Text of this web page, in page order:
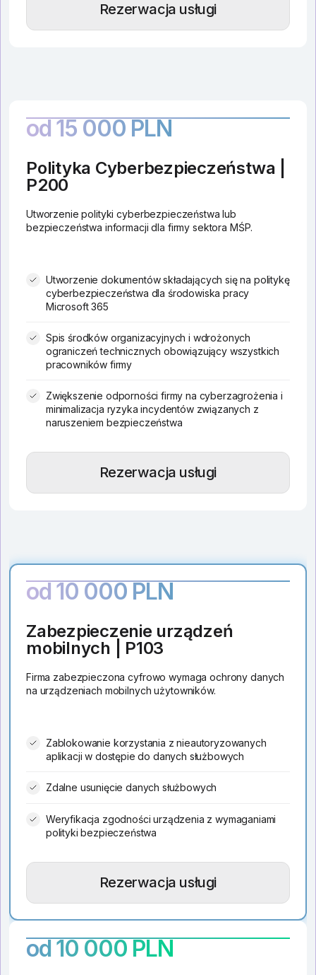
Rezerwacja usługi
od 15 000 PLN
Polityka Cyberbezpieczeństwa |
P200
Utworzenie polityki cyberbezpieczeństwa lub
bezpieczeństwa informacji dla firmy sektora MŚP.
Utworzenie dokumentów składających się na politykę
cyberbezpieczeństwa dla środowiska pracy
Microsoft 365
Spis środków organizacyjnych i wdrożonych
ograniczeń technicznych obowiązujący wszystkich
pracowników firmy
Zwiększenie odporności firmy na cyberzagrożenia i
minimalizacja ryzyka incydentów związanych z
naruszeniem bezpieczeństwa
Rezerwacja usługi
od 10 000 PLN
Zabezpieczenie urządzeń
mobilnych | P103
Firma zabezpieczona cyfrowo wymaga ochrony danych
na urządzeniach mobilnych użytowników.
Zablokowanie korzystania z nieautoryzowanych
aplikacji w dostępie do danych służbowych
Zdalne usunięcie danych służbowych
Weryfikacja zgodności urządzenia z wymaganiami
polityki bezpieczeństwa
Rezerwacja usługi
od 10 000 PLN